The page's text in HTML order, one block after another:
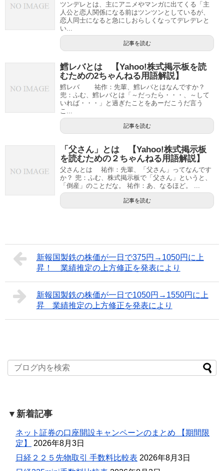
ツンデレとは、主にアニメやマンガに出てくる「主
人公と恋人関係になる前はツンツンとしているが、
恋人同士になると急にしおらしくなってデレデレと
い...
記事を読む
鱈レバとは 【Yahoo!株式掲示板を読
むための2ちゃんねる用語解説】
鱈レバ 祐作：先輩、鱈レバとはなんですか？
兜：ふむ、鱈レバとは「～だったら・・・、～して
いれば・・・」と過ぎたことをあーだこうだ言う
こ...
記事を読む
「父さん」とは 【Yahoo!株式掲示板
を読むための２ちゃんねる用語解説】
父さんとは 祐作：先輩、「父さん」ってなんです
か？ 兜：ふむ、株式掲示板で「父さん」というと、
「倒産」のことだな。 祐作：あ、なるほど。 ...
記事を読む
新報国製鉄の株価が一日で375円→1050円に上
昇！ 業績推定の上方修正を発表により
新報国製鉄の株価が一日で1050円→1550円に上
昇 業績推定の上方修正を発表により
▼新着記事
ネット証券の口座開設キャンペーンのまとめ 【期間限
定】
2026年8月3日
日経２２５先物取引 手数料比較表 2026年8月3日